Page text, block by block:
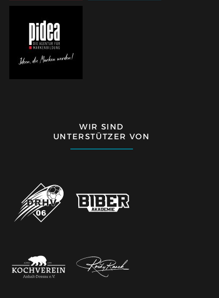
WIR SIND
UNTERSTÜTZER VON